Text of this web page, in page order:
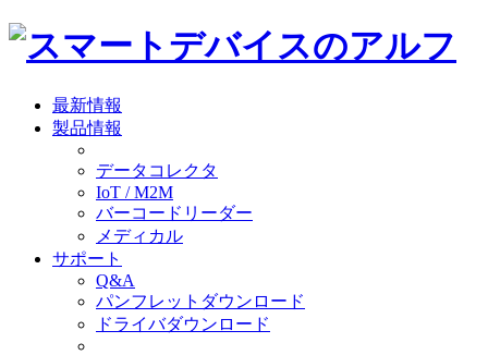
最新情報
製品情報
データコレクタ
IoT / M2M
バーコードリーダー
メディカル
サポート
Q&A
パンフレットダウンロード
ドライバダウンロード